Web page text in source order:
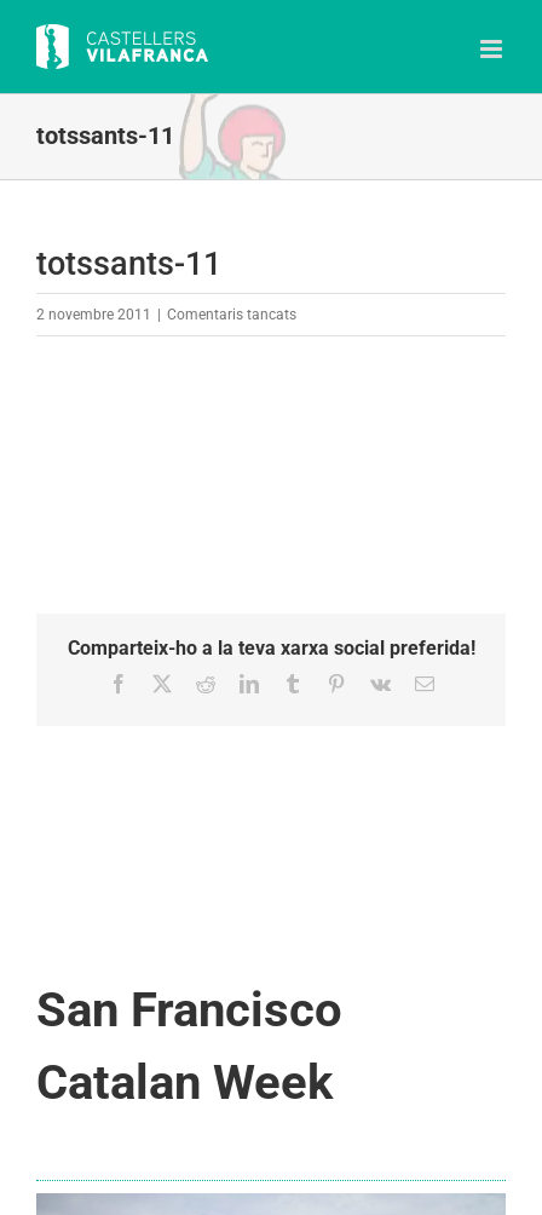
content
totssants-11
totssants-11
2 novembre 2011 Comentaris tancatsa
Comparteix-ho a la teva xarxa social preferida!
Facebook RedditLinkedInTumblr Pinterest
Vk Email:
San Francisco
Catalan Week